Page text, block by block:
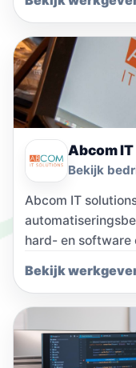
Abcom
Bekijk
Abcom IT
hard- en software
Bekijk